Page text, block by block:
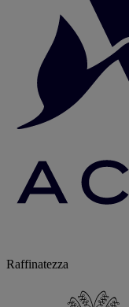
Raffinatezza